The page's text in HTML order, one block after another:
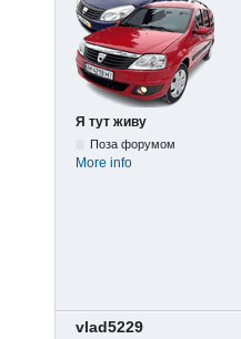
Я тут живу
Поза форумом
More info
vlad5229